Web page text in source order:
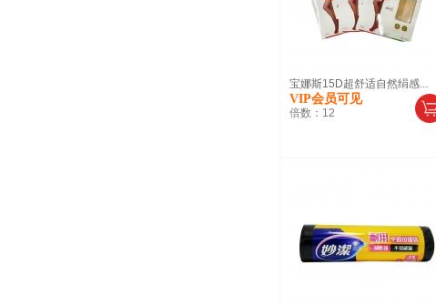
宝娜斯15D超舒适自然绢感...
VIP会员可见
倍数： 12